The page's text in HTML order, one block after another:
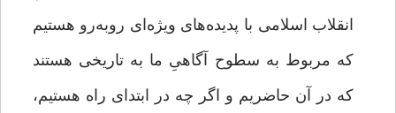
انقلاب اسلامی با پدیده‌های ویژه‌ای روبه‌رو هستیم
که مربوط به سطوح آگاهیِ ما به تاریخی هستند
که در آن حاضریم و اگر چه در ابتدای راه هستیم،